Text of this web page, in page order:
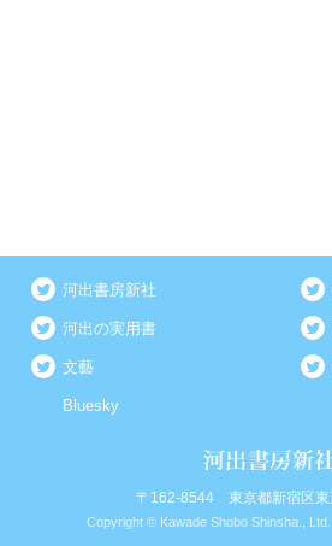
河出書房新社
河出の実用書
文藝
Bluesky
〒162-8544 東京都新宿区東
Copyright © Kawade Shobo Shinsha., Ltd.